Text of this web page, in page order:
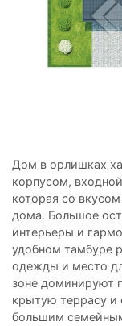
Дом в орлишках
корпусом,
которая со
дома. Большое
интерьеры и
удобном тамбуре
одежды и место
зоне доминируют
крытую террасу и
большим